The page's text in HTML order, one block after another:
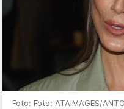
Foto: Foto: ATAIMAGES/